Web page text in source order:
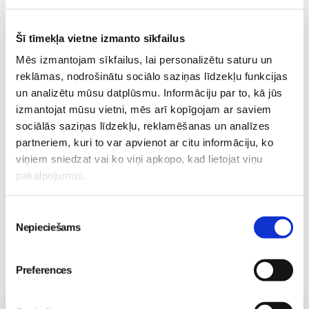
Šī tīmekļa vietne izmanto sīkfailus
Mēs izmantojam sīkfailus, lai personalizētu saturu un
reklāmas, nodrošinātu sociālo saziņas līdzekļu funkcijas
un analizētu mūsu datplūsmu. Informāciju par to, kā jūs
izmantojat mūsu vietni, mēs arī kopīgojam ar saviem
sociālās saziņas līdzekļu, reklamēšanas un analīzes
partneriem, kuri to var apvienot ar citu informāciju, ko
viņiem sniedzat vai ko viņi apkopo, kad lietojat viņu
pakalpojumus.
izvēle
Nepieciešams
Preferences
Fizioterapeita konsultācija
topošajiem un jaunajiem
vecākiem
25. Jan 19:14